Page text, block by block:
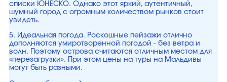
списки ЮНЕСКО. Однако этот яркий, аутентичный,
шумный город с огромным количеством рынков стоит
увидеть.
5. Идеальная погода. Роскошные пейзажи отлично
дополняются умиротворенной погодой - без ветра и
волн. Поэтому острова считаются отличным местом для
«перезагрузки». При этом цены на туры на Мальдивы
могут быть разными.